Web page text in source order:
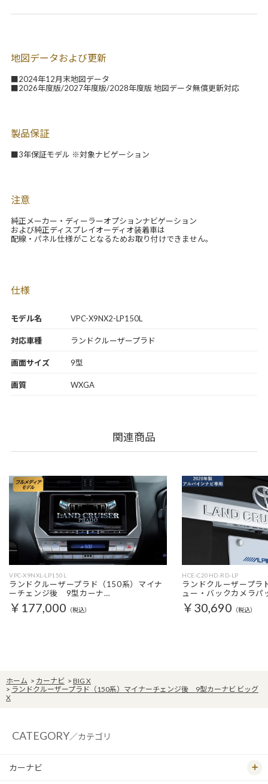
モデル名 VPC-X9NX2-LP150L
地図データおよび更新
■2024年12月末地図データ
■2026年度版/2027年度版/2028年度版 地図データ無償更新対応
製品保証
■3年保証モデル ※対象ナビゲーション
注意
純正メーカー・ディーラーオプションナビゲーション
および純正ディスプレイオーディオ装着車は
配線・パネル仕様がことなるためお取り付けできません。
仕様
対応車種 ランドクルーザープラド
画面サイズ 9型
画質 WXGA
関連商品
VPC-X9NXL-LP150L
ランドクルーザープラド（150系）マイナ
ーチェンジ後 9型カーナ…
￥177,000 （税込）
HCE-C20HD-RD-LP
ランドクルーザープラ
ュー・バックカメラパ
￥30,690 （税込）
ホーム > カーナビ > BIG X
> ランドクルーザープラド（150系）マイナーチェンジ後 9型カーナビ ビッグ
X
CATEGORY／カテゴリ
カーナビ